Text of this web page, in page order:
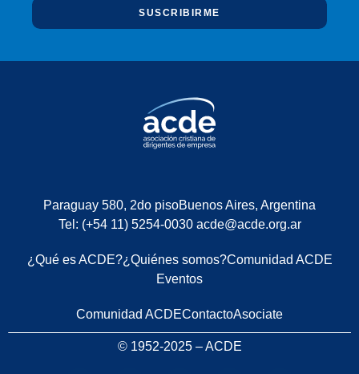
SUSCRIBIRME
Paraguay 580, 2do pisoBuenos Aires, Argentina
Tel: (+54 11) 5254-0030 acde@acde.org.ar
¿Qué es ACDE?¿Quiénes somos?Comunidad ACDE
Eventos
Comunidad ACDEContactoAsociate
© 1952-2025 – ACDE